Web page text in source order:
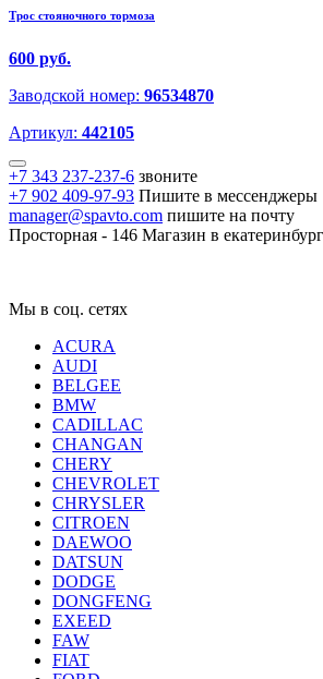
Трос стояночного тормоза
600 руб.
Заводской номер: 96534870
Артикул: 442105
+7 343 237-237-6 звоните
+7 902 409-97-93 Пишите в мессенджеры
manager@spavto.com пишите на почту
Просторная - 146 Магазин в
Мы в соц. сетях
ACURA
AUDI
BELGEE
BMW
CADILLAC
CHANGAN
CHERY
CHEVROLET
CHRYSLER
CITROEN
DAEWOO
DATSUN
DODGE
DONGFENG
EXEED
FAW
FIAT